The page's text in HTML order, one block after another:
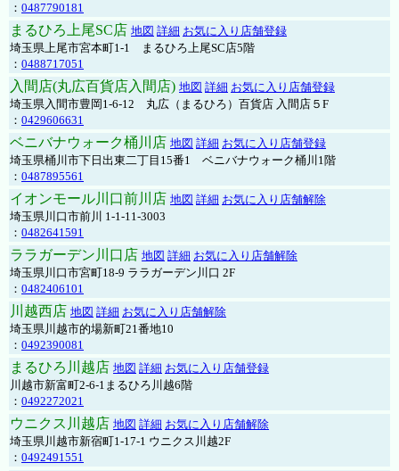
： 0487790181
まるひろ上尾SC店 地図 詳細 お気に入り店舗登録
埼玉県上尾市宮本町1-1 まるひろ上尾SC店5階
： 0488717051
入間店(丸広百貨店入間店) 地図 詳細 お気に入り店舗登録
埼玉県入間市豊岡1-6-12 丸広（まるひろ）百貨店 入間店５F
： 0429606631
ベニバナウォーク桶川店 地図 詳細 お気に入り店舗登録
埼玉県桶川市下日出東二丁目15番1 ベニバナウォーク桶川1階
： 0487895561
イオンモール川口前川店 地図 詳細 お気に入り店舗解除
埼玉県川口市前川 1-1-11-3003
： 0482641591
ララガーデン川口店 地図 詳細 お気に入り店舗解除
埼玉県川口市宮町18-9 ララガーデン川口 2F
： 0482406101
川越西店 地図 詳細 お気に入り店舗解除
埼玉県川越市的場新町21番地10
： 0492390081
まるひろ川越店 地図 詳細 お気に入り店舗登録
川越市新富町2-6-1まるひろ川越6階
： 0492272021
ウニクス川越店 地図 詳細 お気に入り店舗解除
埼玉県川越市新宿町1-17-1 ウニクス川越2F
： 0492491551